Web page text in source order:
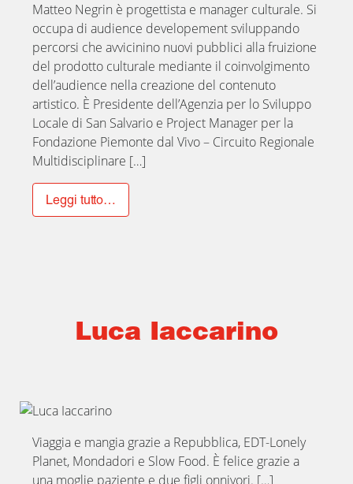
Matteo Negrin è progettista e manager culturale. Si
occupa di audience developement sviluppando
percorsi che avvicinino nuovi pubblici alla fruizione
del prodotto culturale mediante il coinvolgimento
dell’audience nella creazione del contenuto
artistico. È Presidente dell’Agenzia per lo Sviluppo
Locale di San Salvario e Project Manager per la
Fondazione Piemonte dal Vivo – Circuito Regionale
Multidisciplinare […]
Leggi tutto…
Luca Iaccarino
Viaggia e mangia grazie a Repubblica, EDT-Lonely
Planet, Mondadori e Slow Food. È felice grazie a
una moglie paziente e due figli onnivori. […]